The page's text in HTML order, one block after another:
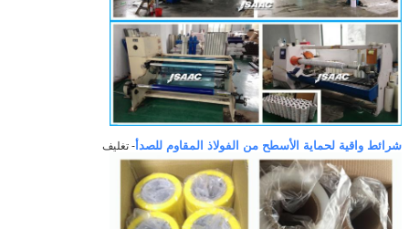
شرائط واقية لحماية الأسطح من الفولاذ المقاوم للصدأ- تغليف